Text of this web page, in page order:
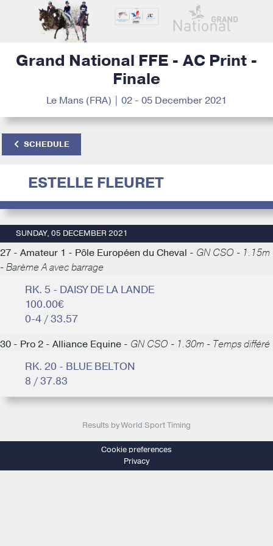
Grand National FFE - AC Print -
Finale
Le Mans (FRA) | 02 - 05 December 2021
SCHEDULE
ESTELLE FLEURET
SUNDAY, 05 DECEMBER 2021
27 - Amateur 1 - Pôle Européen du Cheval - GN CSO - 1.15m
- Barème A avec barrage
RK. 5 - DAISY DE LA LANDE
100.00€
0-4 / 33.57
30 - Pro 2 - Alliance Equine - GN CSO - 1.30m - Temps différé
RK. 20 - BLUE BELTON
8 / 37.83
Results by World Sport Timing
Cookie preferences
Privacy